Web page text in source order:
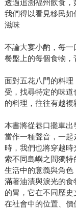
透過追溯福州飲食
我們得以看見移民
滋味
不論大宴小酌，每一
餐盤上的每個食物，
面對五花八門的料
受，找尋特定的味
的料理，往往有越複
本書將從巷口攤車
當作一種聲音，一
時，我們也將穿越
索不同島嶼之間獨
生活中的意義與角
滿著油漬與淚光的食
的胃，它在不同歷
在社會中的位置、價